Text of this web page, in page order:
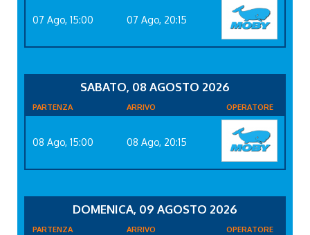
07 Ago, 15:00 07 Ago, 20:15
SABATO, 08 AGOSTO 2026
PARTENZA ARRIVO OPERATORE
08 Ago, 15:00 08 Ago, 20:15
DOMENICA, 09 AGOSTO 2026
PARTENZA ARRIVO OPERATORE